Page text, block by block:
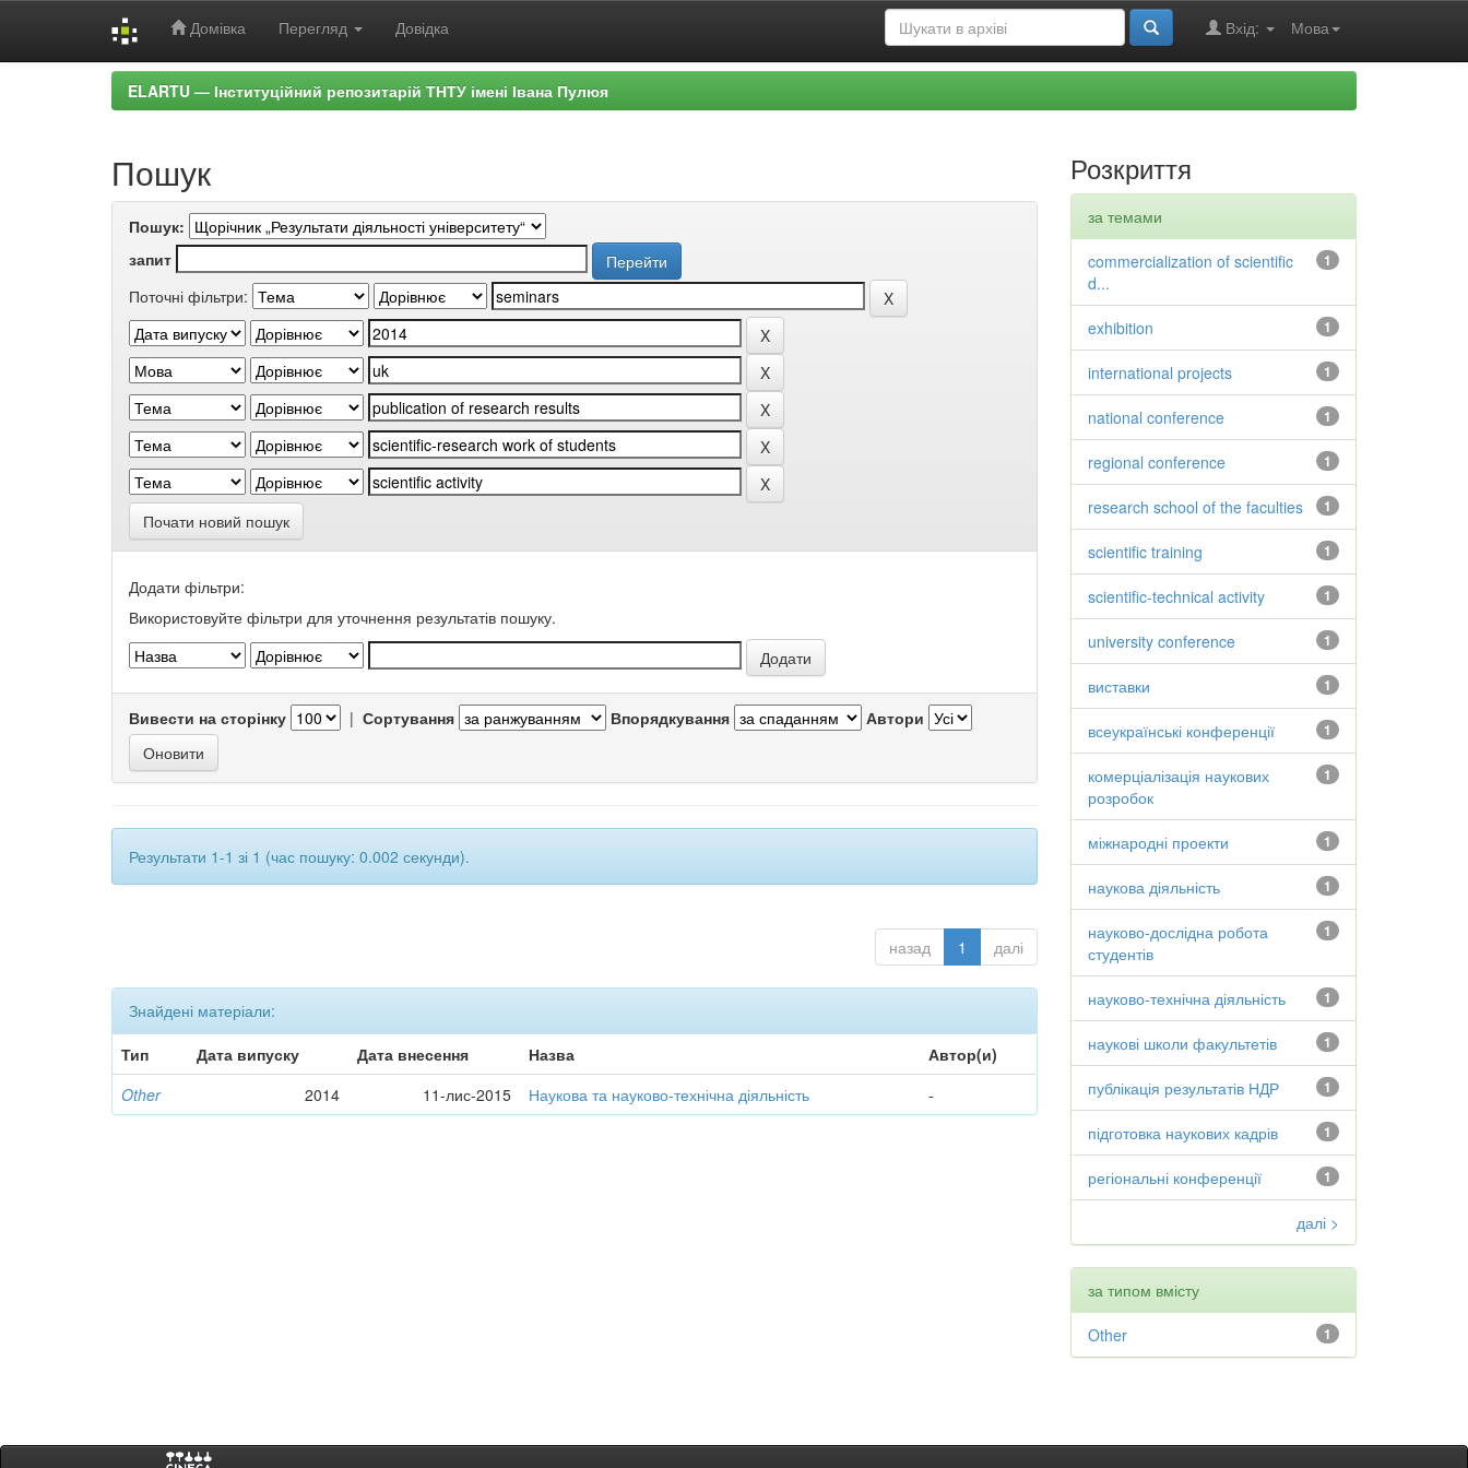
Домівка Перегляд Довідка Мова
Вхід:
ELARTU — Інституційний репозитарій ТНТУ імені Івана Пулюя
Пошук
Пошук:
запит
Поточні фільтри:
Почати новий пошук
Додати фільтри:
Використовуйте фільтри для уточнення результатів пошуку.
Вивести на сторінку | Сортування Впорядкування Автори
Результати 1-1 зі 1 (час пошуку: 0.002 секунди).
назад 1 далі
Знайдені матеріали:
Тип
Дата випуску Дата внесення Назва
Автор(и)
Other
2014 11-лис-2015 Наукова та науково-технічна діяльність -
Розкриття
за темами
1
commercialization of scientific
d...
1
exhibition
1
international projects
1
national conference
1
regional conference
1
research school of the faculties
1
scientific training
1
scientific-technical activity
1
university conference
1
виставки
1
всеукраїнські конференції
1
комерціалізація наукових
розробок
1
міжнародні проекти
1
наукова діяльність
1
науково-дослідна робота
студентів
1
науково-технічна діяльність
1
наукові школи факультетів
1
публікація результатів НДР
1
підготовка наукових кадрів
1
регіональні конференції
далі >
за типом вмісту
1
Other